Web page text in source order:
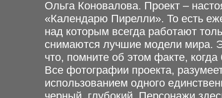
Ольга Коновалова. Проект –
«Календарю Пирелли». То есть
над которым всегда работают
снимаются лучшие модели мира.
что, помните об этом факте,
Все фотографии проекта,
использованием одного